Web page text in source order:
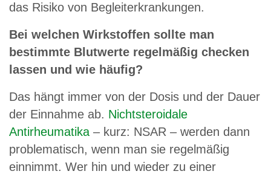
das Risiko von Begleiterkrankungen.
Bei welchen Wirkstoffen sollte man
bestimmte Blutwerte regelmäßig checken
lassen und wie häufig?
Das hängt immer von der Dosis und der Dauer
der Einnahme ab. Nichtsteroidale
Antirheumatika – kurz: NSAR – werden dann
problematisch, wenn man sie regelmäßig
einnimmt. Wer hin und wieder zu einer